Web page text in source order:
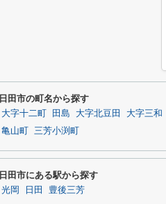
日田市の町名から探す
大字十二町 田島 大字北豆田 大字三和
亀山町
三芳小渕町
日田市にある駅から探す
光岡 日田 豊後三芳